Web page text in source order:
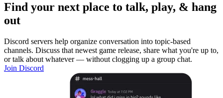
Find your next place to talk, play, & hang
out
Discord servers help organize conversation into topic-based
channels. Discuss that newest game release, share what you're up to,
or talk about whatever — without clogging up a group chat.
Join Discord